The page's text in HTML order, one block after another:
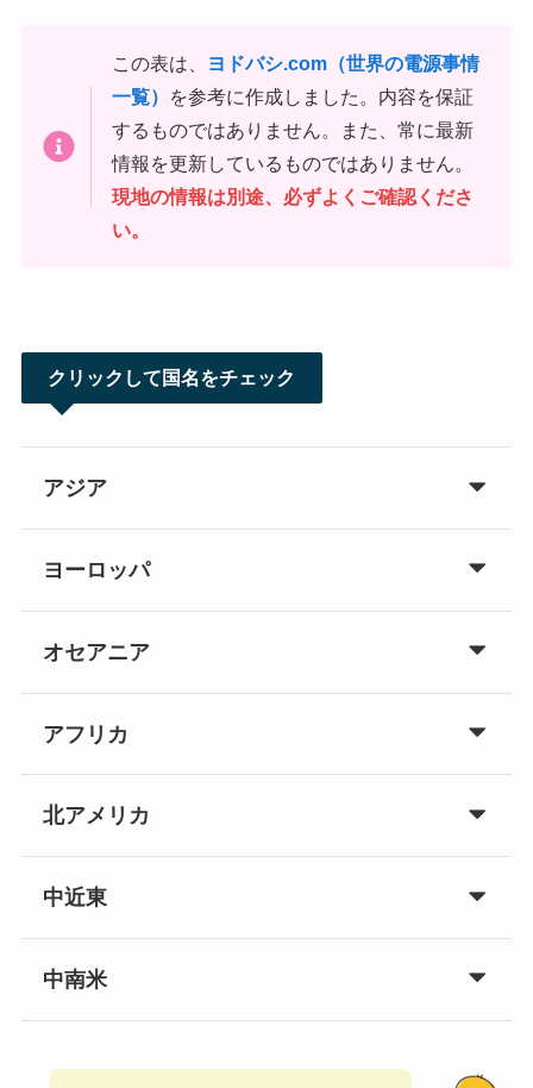
この表は、
ヨドバシ.com（世界の電源事情
一覧）
を参考に作成しました。内容を保証
するものではありません。また、常に最新
情報を更新しているものではありません。
現地の情報は別途、必ずよくご確認くださ
い。
クリックして国名をチェック
アジア
ヨーロッパ
オセアニア
アフリカ
北アメリカ
中近東
中南米